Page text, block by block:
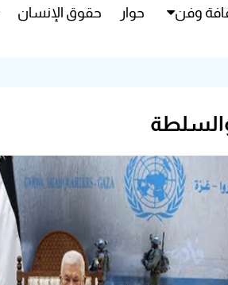
وفن حوار حقوق الإنسان